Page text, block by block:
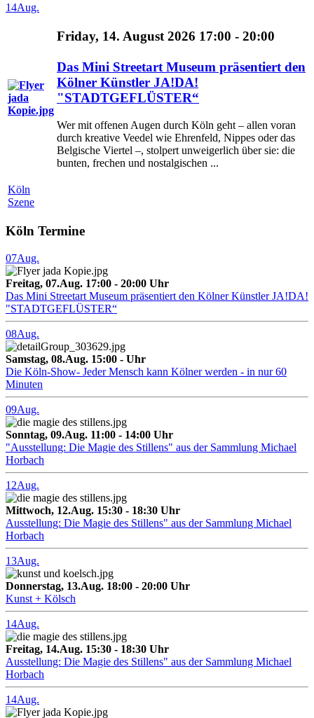
14Aug.
Friday, 14. August 2026 17:00 - 20:00
Das Mini Streetart Museum präsentiert den
Kölner Künstler JA!DA!
"STADTGEFLÜSTER“
Wer mit offenen Augen durch Köln geht – allen voran
durch kreative Veedel wie Ehrenfeld, Nippes oder das
Belgische Viertel –, stolpert unweigerlich über sie: die
bunten, frechen und nostalgischen ...
Köln
Szene
Köln Termine
07Aug.
Freitag, 07.Aug. 17:00 - 20:00 Uhr
Das Mini Streetart Museum präsentiert den Kölner Künstler JA!DA!
"STADTGEFLÜSTER“
08Aug.
Samstag, 08.Aug. 15:00 - Uhr
Die Köln-Show- Jeder Mensch kann Kölner werden - in nur 60
Minuten
09Aug.
Sonntag, 09.Aug. 11:00 - 14:00 Uhr
"Ausstellung: Die Magie des Stillens" aus der Sammlung Michael
Horbach
12Aug.
Mittwoch, 12.Aug. 15:30 - 18:30 Uhr
Ausstellung: Die Magie des Stillens" aus der Sammlung Michael
Horbach
13Aug.
Donnerstag, 13.Aug. 18:00 - 20:00 Uhr
Kunst + Kölsch
14Aug.
Freitag, 14.Aug. 15:30 - 18:30 Uhr
Ausstellung: Die Magie des Stillens" aus der Sammlung Michael
Horbach
14Aug.